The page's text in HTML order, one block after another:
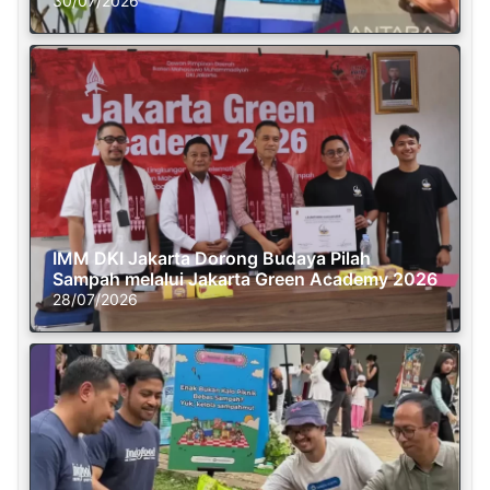
IMM DKI Jakarta Dorong Budaya Pilah
Sampah melalui Jakarta Green Academy 2026
28/07/2026